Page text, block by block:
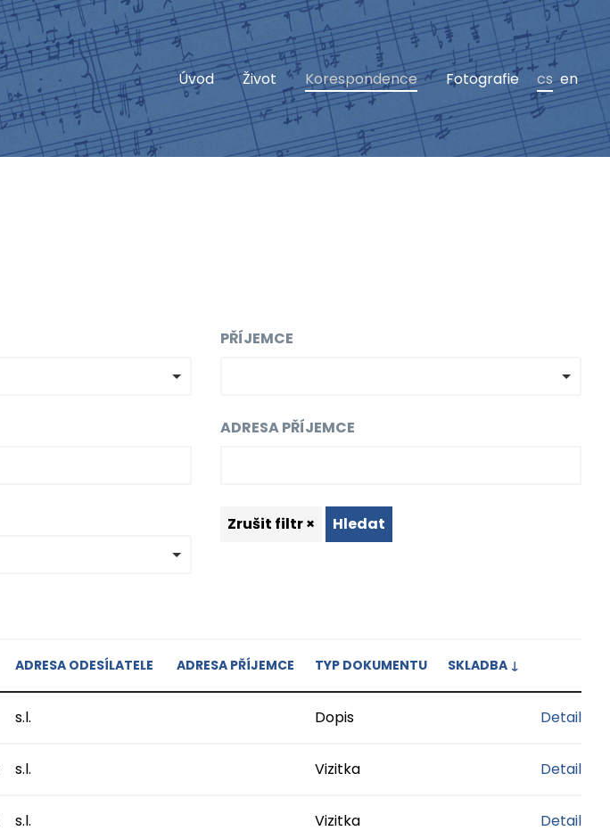
Úvod Život Korespondence Fotografie cs en
PŘÍJEMCE
ADRESA PŘÍJEMCE
Zrušit filtr × Hledat
ADRESA ODESÍLATELE ADRESA PŘÍJEMCE TYP DOKUMENTU SKLADBA ↓
s.l. Dopis Detail
s.l. Vizitka Detail
s.l. Vizitka Detail